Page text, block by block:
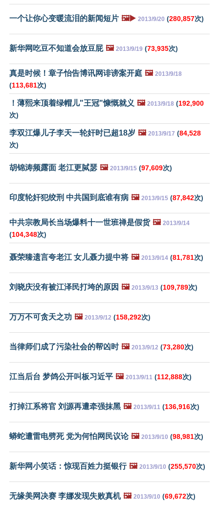
一个让你心变暖流泪的新闻短片 🖼️▶️ 2013/9/20 (280,857次)
新华网吃豆不知道会放豆屁 🖼️ 2013/9/19 (73,935次)
真是时候！章子怡告博讯网诽谤案开庭 🖼️ 2013/9/18
(113,681次)
！薄熙来顶着绿帽儿"王冠"慷慨就义 🖼️ 2013/9/18 (192,900
次)
李双江爆儿子李天一轮奸时已超18岁 🖼️ 2013/9/17 (84,528
次)
胡锦涛频露面 老江更脦瑟 🖼️ 2013/9/15 (97,609次)
印度轮奸犯绞刑 中共国到底谁有病 🖼️ 2013/9/15 (87,842次)
中共宗教局长当场爆料十一世班禅是假货 🖼️ 2013/9/14
(104,348次)
聂荣臻遗言夸老江 女儿聂力提中将 🖼️ 2013/9/14 (81,781次)
刘晓庆没有被江泽民打垮的原因 🖼️ 2013/9/13 (109,789次)
万万不可贪天之功 🖼️ 2013/9/12 (158,292次)
当律师们成了污染社会的帮凶时 🖼️ 2013/9/12 (73,280次)
江当后台 梦鸽公开叫板习近平 🖼️ 2013/9/11 (112,888次)
打掉江系将官 刘源再遭牵强抹黑 🖼️ 2013/9/11 (136,916次)
蟒蛇遭雷电劈死 党为何怕网民议论 🖼️ 2013/9/10 (98,981次)
新华网小笑话：惊现百姓力挺银行 🖼️ 2013/9/10 (255,570次)
无缘美网决赛 李娜发现失败真机 🖼️ 2013/9/10 (69,672次)